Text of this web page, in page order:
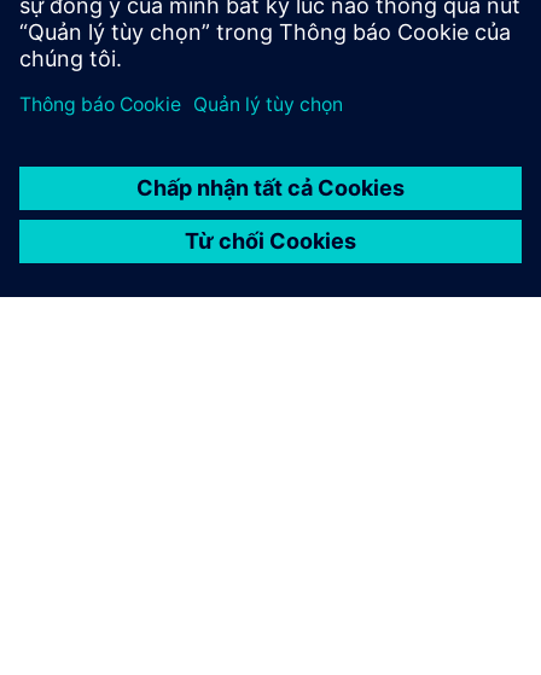
Tìm hiểu thêm